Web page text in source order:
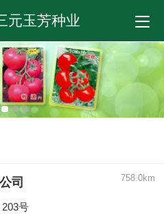
元玉芳种业
司 758.0km
号